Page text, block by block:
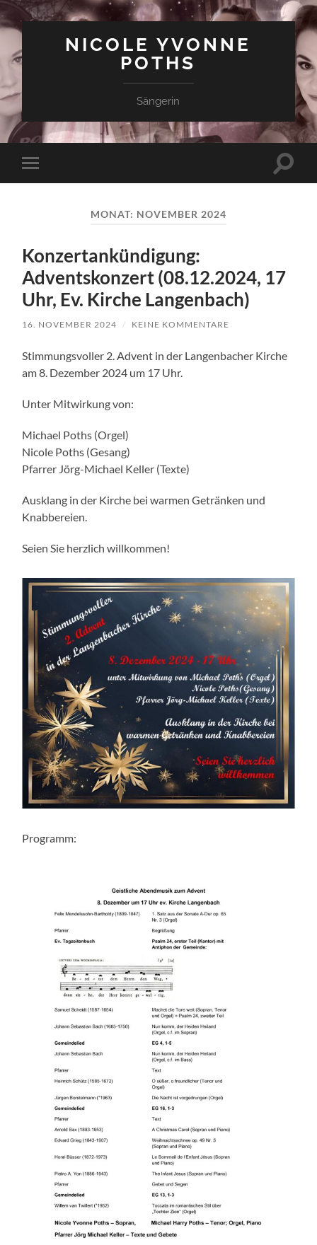
NICOLE YVONNE
POTHS
Sängerin
Mobile-
Menü
MONAT: NOVEMBER 2024
Konzertankündigung:
Adventskonzert (08.12.2024, 17
Uhr, Ev. Kirche Langenbach)
16. NOVEMBER 2024 / KEINE KOMMENTARE
Stimmungsvoller 2. Advent in der Langenbacher Kirche
am 8. Dezember 2024 um 17 Uhr.
Unter Mitwirkung von:
Michael Poths (Orgel)
Nicole Poths (Gesang)
Pfarrer Jörg-Michael Keller (Texte)
Ausklang in der Kirche bei warmen Getränken und
Knabbereien.
Seien Sie herzlich willkommen!
Programm: